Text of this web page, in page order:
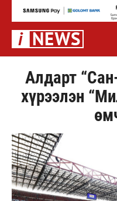
Алдарт
хүрээлэн